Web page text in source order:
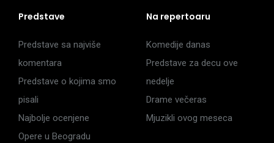
Predstave
Predstave sa najviše
komentara
Predstave o kojima smo
pisali
Najbolje ocenjene
Opere u Beogradu
Na repertoaru
Komedije danas
Predstave za decu ove
nedelje
Drame večeras
Mjuzikli ovog meseca